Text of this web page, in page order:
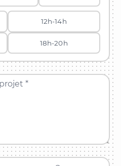
12h-14h
18h-20h
*